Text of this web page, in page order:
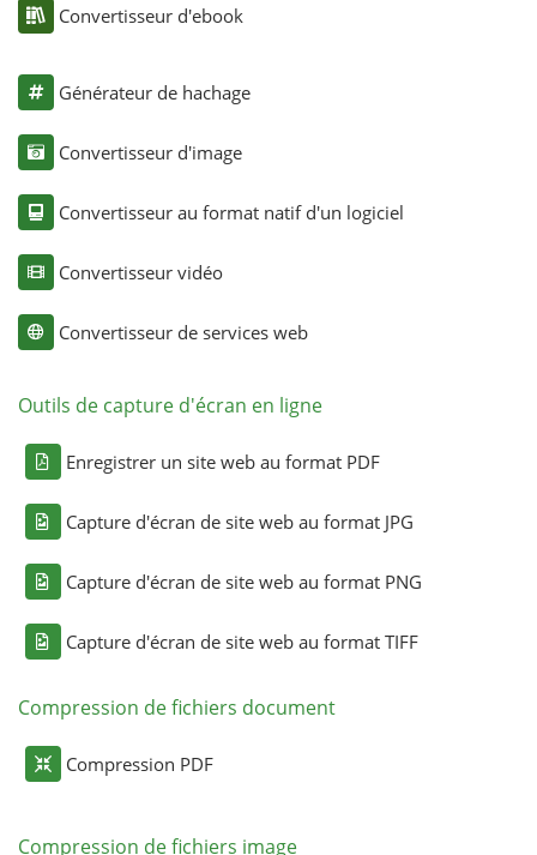
Convertisseur d'ebook
Générateur de hachage
Convertisseur d'image
Convertisseur au format natif d'un logiciel
Convertisseur vidéo
Convertisseur de services web
Outils de capture d'écran en ligne
Enregistrer un site web au format PDF
Capture d'écran de site web au format JPG
Capture d'écran de site web au format PNG
Capture d'écran de site web au format TIFF
Compression de fichiers document
Compression PDF
Compression de fichiers image